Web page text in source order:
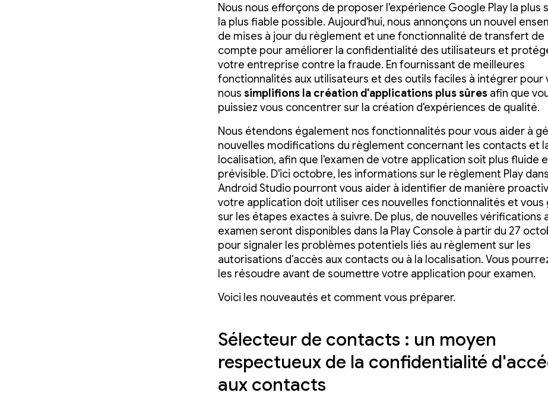
Nous nous efforçons de proposer l'expérience Google Play la plus
la plus fiable possible. Aujourd'hui, nous annonçons un nouvel
de mises à jour du règlement et une fonctionnalité de transfert de
compte pour améliorer la confidentialité des utilisateurs et
votre entreprise contre la fraude. En fournissant de meilleures
fonctionnalités aux utilisateurs et des outils faciles à intégrer pour
nous simplifions la création d'applications plus sûres afin que
puissiez vous concentrer sur la création d'expériences de qualité.
Nous étendons également nos fonctionnalités pour vous aider à
nouvelles modifications du règlement concernant les contacts et
localisation, afin que l'examen de votre application soit plus fluide
prévisible. D'ici octobre, les informations sur le règlement Play dans
Android Studio pourront vous aider à identifier de manière
votre application doit utiliser ces nouvelles fonctionnalités et vous
sur les étapes exactes à suivre. De plus, de nouvelles vérifications
examen seront disponibles dans la Play Console à partir du 27
pour signaler les problèmes potentiels liés au règlement sur les
autorisations d'accès aux contacts ou à la localisation. Vous
les résoudre avant de soumettre votre application pour examen.
Voici les nouveautés et comment vous préparer.
Sélecteur de contacts : un moyen
respectueux de la confidentialité
aux contacts